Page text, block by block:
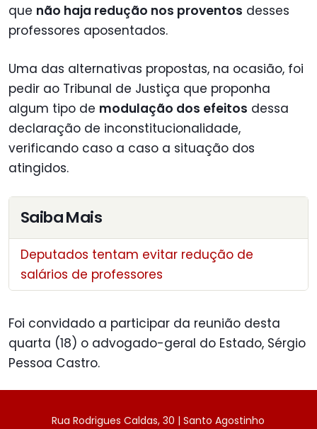
que não haja redução nos proventos desses
professores aposentados.
Uma das alternativas propostas, na ocasião, foi
pedir ao Tribunal de Justiça que proponha
algum tipo de modulação dos efeitos dessa
declaração de inconstitucionalidade,
verificando caso a caso a situação dos
atingidos.
Saiba Mais
Deputados tentam evitar redução de
salários de professores
Foi convidado a participar da reunião desta
quarta (18) o advogado-geral do Estado, Sérgio
Pessoa Castro.
Rua Rodrigues Caldas, 30 | Santo Agostinho